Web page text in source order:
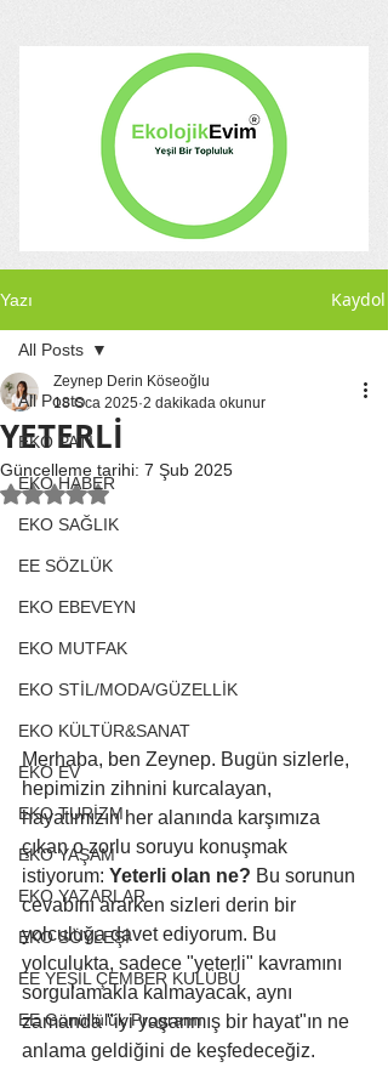
Yazı Kaydol
All Posts
EKO PATİ
EKO HABER
EKO SAĞLIK
EE SÖZLÜK
EKO EBEVEYN
EKO MUTFAK
EKO STİL/MODA/GÜZELLİK
EKO KÜLTÜR&SANAT
EKO EV
EKO TURİZM
EKO YAŞAM
EKO YAZARLAR
EKO SÖYLEŞİ
EE YEŞİL ÇEMBER KULÜBÜ
EE Gönüllülük Programı
All Posts
YETERLİ
Zeynep Derin Köseoğlu
18 Oca 2025 2 dakikada okunur
Güncelleme tarihi: 7 Şub 2025
5 üzerinden NaN yıldız
Merhaba, ben Zeynep. Bugün sizlerle,
hepimizin zihnini kurcalayan,
hayatımızın her alanında karşımıza
çıkan o zorlu soruyu konuşmak
istiyorum: Yeterli olan ne? Bu sorunun
cevabını ararken sizleri derin bir
yolculuğa davet ediyorum. Bu
yolculukta, sadece "yeterli" kavramını
sorgulamakla kalmayacak, aynı
zamanda "iyi yaşanmış bir hayat"ın ne
anlama geldiğini de keşfedeceğiz.